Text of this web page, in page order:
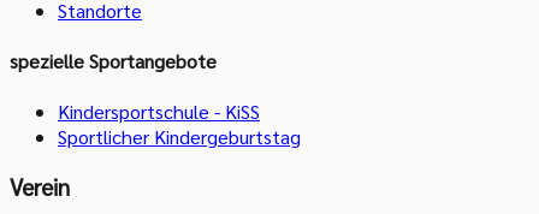
Standorte
spezielle Sportangebote
Kindersportschule - KiSS
Sportlicher Kindergeburtstag
Verein